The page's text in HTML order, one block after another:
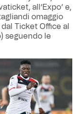
all’Expo’ e,
omaggio
Ticket Office al
seguendo le